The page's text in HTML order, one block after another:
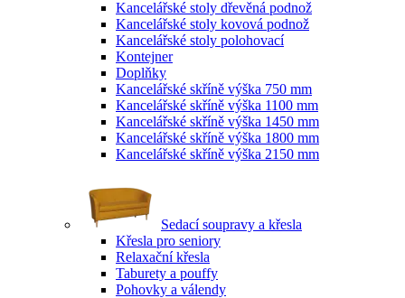
Kancelářské stoly dřevěná podnož
Kancelářské stoly kovová podnož
Kancelářské stoly polohovací
Kontejner
Doplňky
Kancelářské skříně výška 750 mm
Kancelářské skříně výška 1100 mm
Kancelářské skříně výška 1450 mm
Kancelářské skříně výška 1800 mm
Kancelářské skříně výška 2150 mm
Sedací soupravy a křesla
Křesla pro seniory
Relaxační křesla
Taburety a pouffy
Pohovky a válendy